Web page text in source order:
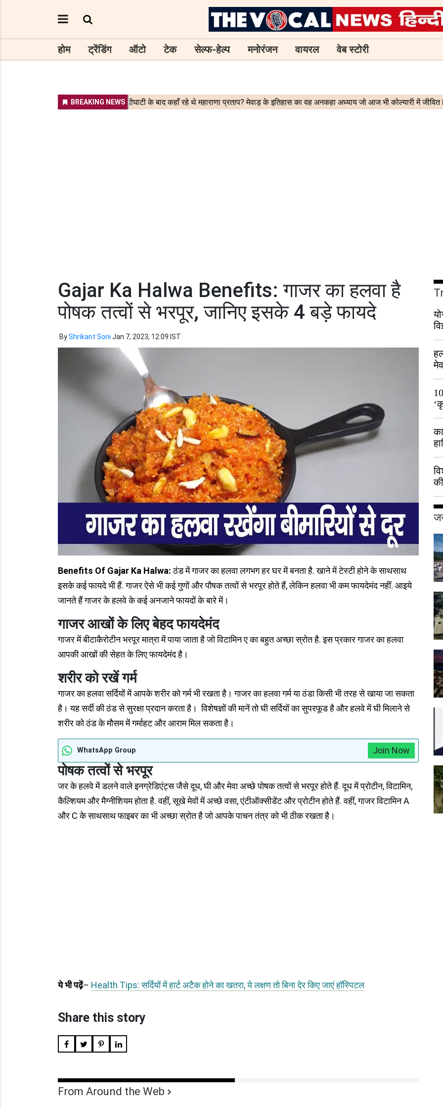
होम ट्रेंडिंग ऑटो टेक सेल्फ-हेल्प मनोरंजन वायरल वेब स्टोरी
Gajar Ka Halwa Benefits: गाजर का हलवा है
पोषक तत्वों से भरपूर, जानिए इसके 4 बड़े फायदे
ByShrikant Soni Jan 7, 2023, 12:09 IST
Benefits Of Gajar Ka Halwa:ठंड में गाजर का हलवा लगभग हर घर में बनता है. खाने में टेस्टी होने के साथसाथ
इसके कई फायदे भी हैं. गाजर ऐसे भी कई गुणों और पौषक तत्वों से भरपूर होते हैं, लेकिन हलवा भी कम फायदेमंद नहीं. आइये
जानते हैं गाजर के हलवे के कई अनजाने फायदों के बारे में।
गाजर आखों के लिए बेहद फायदेमंद
गाजर में बीटाकैरोटीन भरपूर मात्रा में पाया जाता है जो विटामिन ए का बहुत अच्छा स्रोत है. इस प्रकार गाजर का हलवा
आपकी आखों की सेहत के लिए फायदेमंद है।
शरीर को रखें गर्म
गाजर का हलवा सर्दियों में आपके शरीर को गर्म भी रखता है। गाजर का हलवा गर्म या ठंडा किसी भी तरह से खाया जा सकता
है। यह सर्दी की ठंड से सुरक्षा प्रदान करता है। विशेषज्ञों की मानें तो घी सर्दियों का सुपरफूड है और हलवे में घी मिलाने से
शरीर को ठंड के मौसम में गर्माहट और आराम मिल सकता है।
WhatsApp Group Join Now
पोषक तत्वों से भरपूर
जर के हलवे में डलने वाले इनग्रेडिएंट्स जैसे दूध, घी और मेवा अच्छे पोषक तत्वों से भरपूर होते हैं. दूध में प्रोटीन, विटामिन,
कैल्शियम और मैग्नीशियम होता है. वहीं, सूखे मेवों में अच्छे वसा, एंटीऑक्सीडेंट और प्रोटीन होते हैं. वहीं, गाजर विटामिन A
और C के साथसाथ फाइबर का भी अच्छा स्रोत है जो आपके पाचन तंत्र को भी ठीक रखता है।
ये भी पढ़ें– Health Tips: सर्दियों में हार्ट अटैक होने का खतरा, ये लक्षण तो बिना देर किए जाएं हॉस्पिटल
Share this story
From Around the Web
हुई